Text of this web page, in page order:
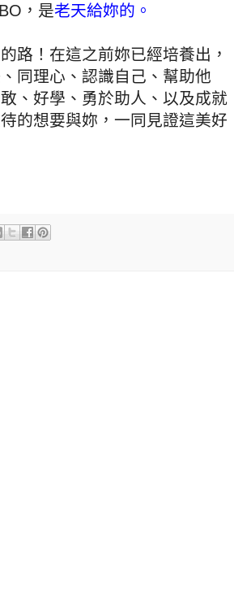
，是老天給妳的。
路！在這之前妳已經培養出，
同理心、認識自己、幫助他
、好學、勇於助人、以及成就
的想要與妳，一同見證這美好